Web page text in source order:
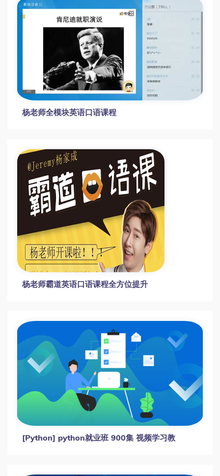
杨老师全模块英语口语课程
杨老师霸道英语口语课程全方位提升
[Python] python就业班 900集 视频学习教